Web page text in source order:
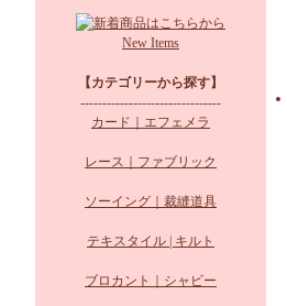
New Items
【カテゴリーから探す】
--------------------------------
カード｜エフェメラ
レース｜ファブリック
ソーイング｜裁縫道具
テキスタイル | キルト
ブロカント｜シャビー